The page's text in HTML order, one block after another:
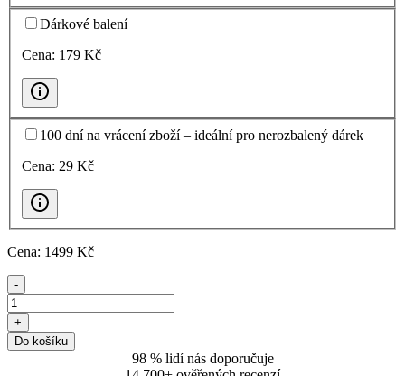
Dárkové balení
Cena: 179 Kč
100 dní na vrácení zboží – ideální pro nerozbalený dárek
Cena: 29 Kč
Cena: 1499 Kč
-
+
Do košíku
98 % lidí nás doporučuje